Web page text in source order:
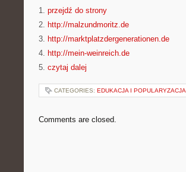
1. przejdź do strony
2. http://malzundmoritz.de
3. http://marktplatzdergenerationen.de
4. http://mein-weinreich.de
5. czytaj dalej
CATEGORIES: EDUKACJA I POPULARYZACJA
Comments are closed.